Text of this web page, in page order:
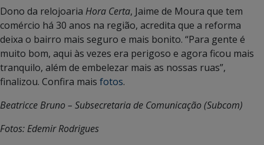
Dono da relojoaria Hora Certa, Jaime de Moura que tem
comércio há 30 anos na região, acredita que a reforma
deixa o bairro mais seguro e mais bonito. “Para gente é
muito bom, aqui às vezes era perigoso e agora ficou mais
tranquilo, além de embelezar mais as nossas ruas”,
finalizou. Confira mais fotos.
Beatricce Bruno – Subsecretaria de Comunicação (Subcom)
Fotos: Edemir Rodrigues